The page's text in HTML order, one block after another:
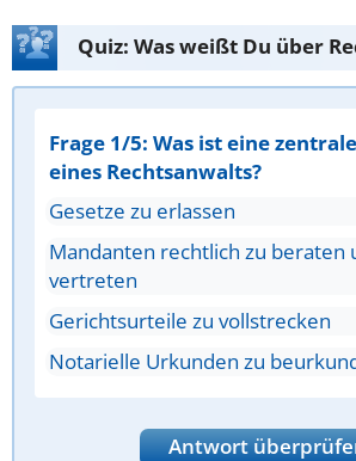
Quiz: Was weißt Du über
Frage 1/5: Was ist eine
eines Rechtsanwalts?
Gesetze zu erlassen
Mandanten rechtlich zu beraten
vertreten
Gerichtsurteile zu vollstrecken
Notarielle Urkunden zu
Antwort